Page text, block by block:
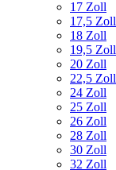
17 Zoll
17,5 Zoll
18 Zoll
19,5 Zoll
20 Zoll
22,5 Zoll
24 Zoll
25 Zoll
26 Zoll
28 Zoll
30 Zoll
32 Zoll